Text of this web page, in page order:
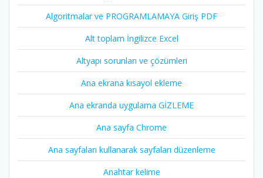
Algoritmalar ve PROGRAMLAMAYA Giriş PDF
Alt toplam İngilizce Excel
Altyapı sorunları ve çözümleri
Ana ekrana kısayol ekleme
Ana ekranda uygulama GİZLEME
Ana sayfa Chrome
Ana sayfaları kullanarak sayfaları düzenleme
Anahtar kelime